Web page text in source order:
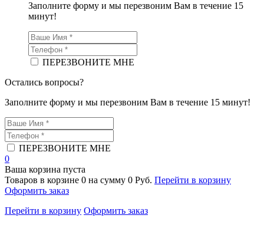
Заполните форму и мы перезвоним Вам в течение 15
минут!
ПЕРЕЗВОНИТЕ МНЕ
Остались вопросы?
Заполните форму и мы перезвоним Вам в течение 15 минут!
ПЕРЕЗВОНИТЕ МНЕ
0
Ваша корзина пуста
Товаров в корзине 0 на сумму 0 Руб. Перейти в корзину
Оформить заказ
Перейти в корзину Оформить заказ